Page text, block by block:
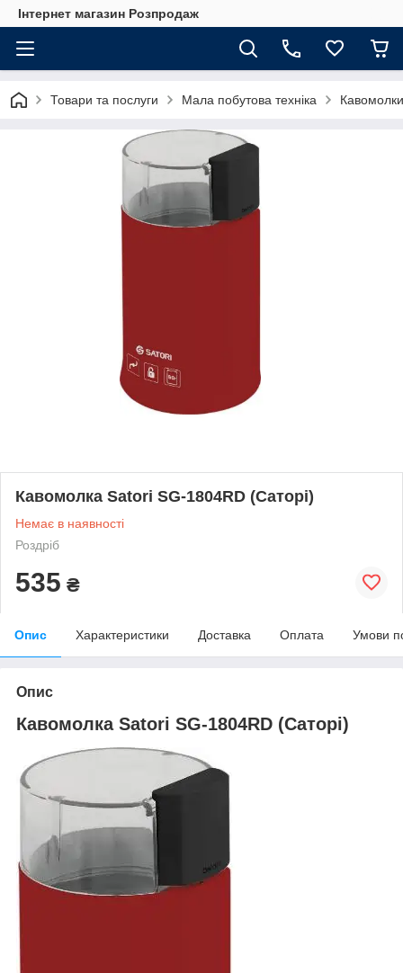
Інтернет магазин Розпродаж
Товари та послуги Мала побутова техніка Кавомолки
Кавомолка Satori SG-1804RD (Саторі)
Немає в наявності
Роздріб
535 ₴
Опис Характеристики Доставка Оплата Умови
Опис
Кавомолка Satori SG-1804RD (Саторі)